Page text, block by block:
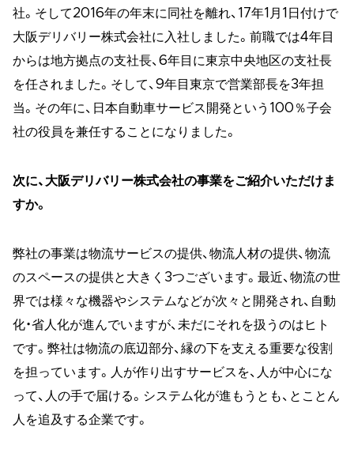
社。そして2016年の年末に同社を離れ、17年1月1日付けで
大阪デリバリー株式会社に入社しました。前職では4年目
からは地方拠点の支社長、6年目に東京中央地区の支社長
を任されました。そして、9年目東京で営業部長を3年担
当。その年に、日本自動車サービス開発という100％子会
社の役員を兼任することになりました。
次に、大阪デリバリー株式会社の事業をご紹介いただけま
すか。
弊社の事業は物流サービスの提供、物流人材の提供、物流
のスペースの提供と大きく3つございます。最近、物流の世
界では様々な機器やシステムなどが次々と開発され、自動
化・省人化が進んでいますが、未だにそれを扱うのはヒト
です。弊社は物流の底辺部分、縁の下を支える重要な役割
を担っています。人が作り出すサービスを、人が中心にな
って、人の手で届ける。システム化が進もうとも、とことん
人を追及する企業です。